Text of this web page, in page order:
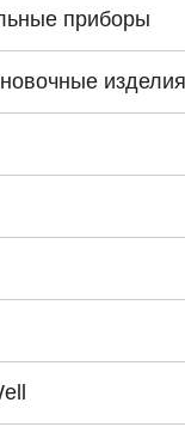
приборы
изделия